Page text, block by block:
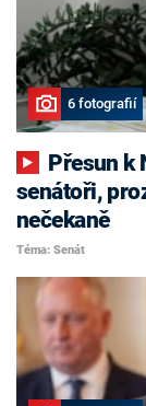
6 fotografií
senátoři,
nečekaně
Téma: Senát